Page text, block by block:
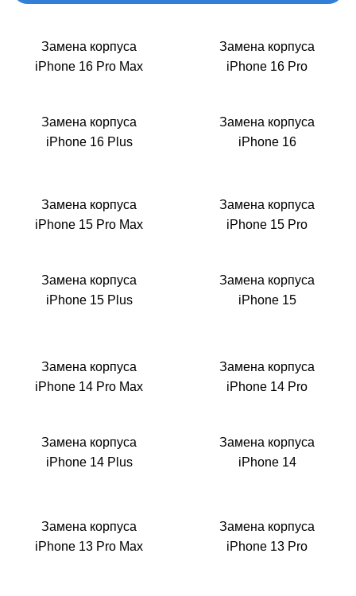
Замена корпуса
iPhone 16 Pro Max
Замена корпуса
iPhone 16 Pro
Замена корпуса
iPhone 16 Plus
Замена корпуса
iPhone 16
Замена корпуса
iPhone 15 Pro Max
Замена корпуса
iPhone 15 Pro
Замена корпуса
iPhone 15 Plus
Замена корпуса
iPhone 15
Замена корпуса
iPhone 14 Pro Max
Замена корпуса
iPhone 14 Pro
Замена корпуса
iPhone 14 Plus
Замена корпуса
iPhone 14
Замена корпуса
iPhone 13 Pro Max
Замена корпуса
iPhone 13 Pro